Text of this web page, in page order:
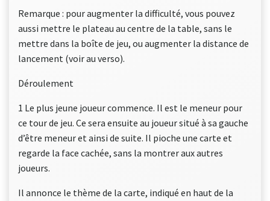
Remarque : pour augmenter la difficulté, vous pouvez
aussi mettre le plateau au centre de la table, sans le
mettre dans la boîte de jeu, ou augmenter la distance de
lancement (voir au verso).
Déroulement
1 Le plus jeune joueur commence. Il est le meneur pour
ce tour de jeu. Ce sera ensuite au joueur situé à sa gauche
d’être meneur et ainsi de suite. Il pioche une carte et
regarde la face cachée, sans la montrer aux autres
joueurs.
Il annonce le thème de la carte, indiqué en haut de la